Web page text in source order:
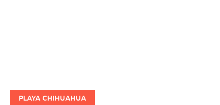
PLAYA CHIHUAHUA